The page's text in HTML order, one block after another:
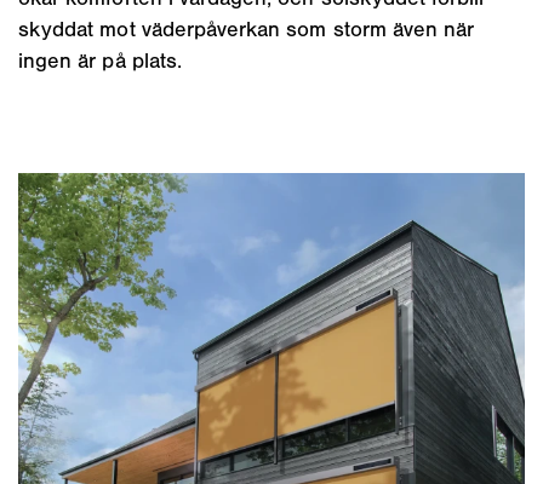
skyddat mot väderpåverkan som storm även när
ingen är på plats.